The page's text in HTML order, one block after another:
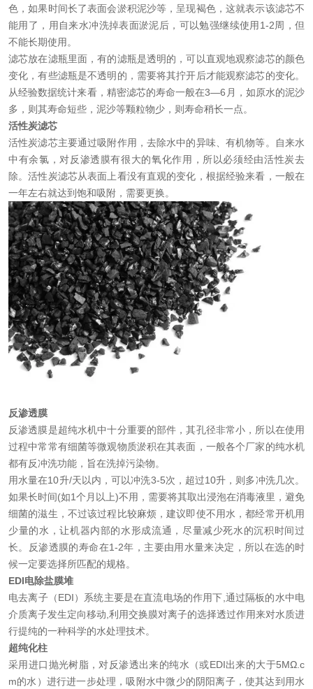
色，如果时间长了表面会淤积泥沙等，呈现褐色，这就表示该滤芯不
能用了，用自来水冲洗掉表面淤泥后，可以勉强继续使用1-2周，但
不能长期使用。
滤芯放在滤瓶里面，有的滤瓶是透明的，可以直观地观察滤芯的颜色
变化，有些滤瓶是不透明的，需要将其拧开后才能观察滤芯的变化。
从经验数据统计来看，精密滤芯的寿命一般在3—6月，如原水的泥沙
多，则其寿命短些，泥沙等颗粒物少，则寿命稍长一点。
活性炭滤芯
活性炭滤芯主要通过吸附作用，去除水中的异味、有机物等。自来水
中有余氯，对反渗透膜有很大的氧化作用，所以必须经由活性炭去
除。活性炭滤芯从表面上看没有直观的变化，根据经验来看，一般在
一年左右就达到饱和吸附，需要更换。
反渗透膜
反渗透膜是超纯水机中十分重要的部件，其孔径非常小，所以在使用
过程中常常有细菌等微观物质淤积在其表面，一般各个厂家的纯水机
都有反冲洗功能，旨在洗掉污染物。
用水量在10升/天以内，可以冲洗3-5次，超过10升，则多冲洗几次。
如果长时间(如1个月以上)不用，需要将其取出浸泡在消毒液里，避免
细菌的滋生，不过该过程比较麻烦，建议即使不用水，都经常开机用
少量的水，让机器内部的水形成流通，尽量减少死水的沉积时间过
长。反渗透膜的寿命在1-2年，主要由用水量来决定，所以在选的时
候一定要选择所匹配的规格。
EDI电除盐膜堆
电去离子（EDI）系统主要是在直流电场的作用下,通过隔板的水中电
介质离子发生定向移动,利用交换膜对离子的选择透过作用来对水质进
行提纯的一种科学的水处理技术。
超纯化柱
采用进口抛光树脂，对反渗透出来的纯水（或EDI出来的大于5MΩ.c
m的水）进行进一步处理，吸附水中微少的阴阳离子，使其达到用水